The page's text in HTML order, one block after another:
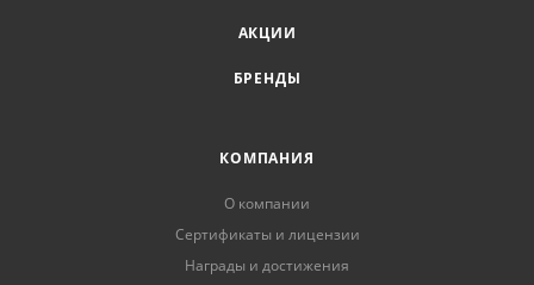
АКЦИИ
БРЕНДЫ
КОМПАНИЯ
О компании
Сертификаты и лицензии
Награды и достижения